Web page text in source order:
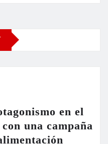
en el
una campaña